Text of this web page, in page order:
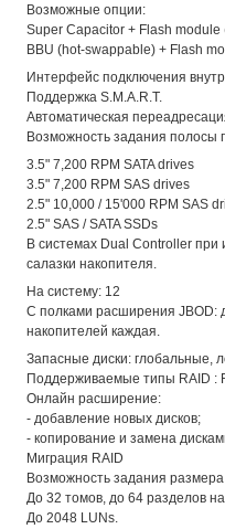
Возможные опции:
Super Capacitor + Flash
BBU (hot-swappable) + Flash
Интерфейс подключения
Поддержка S.M.A.R.T.
Автоматическая
Возможность задания полосы
3.5" 7,200 RPM SATA drives
3.5" 7,200 RPM SAS drives
2.5" 10,000 / 15'000 RPM SAS
2.5" SAS / SATA SSDs
В системах Dual Controller при
салазки накопителя.
На систему: 12
С полками расширения JBOD:
накопителей каждая.
Запасные диски: глобальные,
Поддерживаемые типы RAID :
Онлайн расширение:
- добавление новых дисков;
- копирование и замена
Миграция RAID
Возможность задания
До 32 томов, до 64 разделов
До 2048 LUNs.